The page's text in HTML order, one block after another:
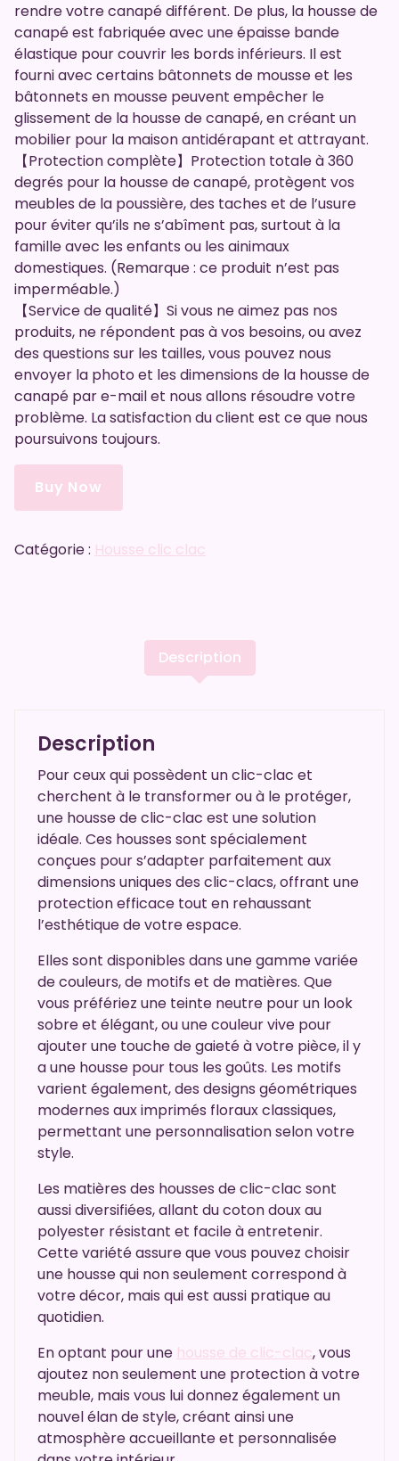
rendre votre canapé différent. De plus, la housse de
canapé est fabriquée avec une épaisse bande
élastique pour couvrir les bords inférieurs. Il est
fourni avec certains bâtonnets de mousse et les
bâtonnets en mousse peuvent empêcher le
glissement de la housse de canapé, en créant un
mobilier pour la maison antidérapant et attrayant.
【Protection complète】Protection totale à 360
degrés pour la housse de canapé, protègent vos
meubles de la poussière, des taches et de l’usure
pour éviter qu’ils ne s’abîment pas, surtout à la
famille avec les enfants ou les ainimaux
domestiques. (Remarque : ce produit n’est pas
imperméable.)
【Service de qualité】Si vous ne aimez pas nos
produits, ne répondent pas à vos besoins, ou avez
des questions sur les tailles, vous pouvez nous
envoyer la photo et les dimensions de la housse de
canapé par e-mail et nous allons résoudre votre
problème. La satisfaction du client est ce que nous
poursuivons toujours.
Buy Now
Catégorie : Housse clic clac
Description
Description
Pour ceux qui possèdent un clic-clac et
cherchent à le transformer ou à le protéger,
une housse de clic-clac est une solution
idéale. Ces housses sont spécialement
conçues pour s’adapter parfaitement aux
dimensions uniques des clic-clacs, offrant une
protection efficace tout en rehaussant
l’esthétique de votre espace.
Elles sont disponibles dans une gamme variée
de couleurs, de motifs et de matières. Que
vous préfériez une teinte neutre pour un look
sobre et élégant, ou une couleur vive pour
ajouter une touche de gaieté à votre pièce, il y
a une housse pour tous les goûts. Les motifs
varient également, des designs géométriques
modernes aux imprimés floraux classiques,
permettant une personnalisation selon votre
style.
Les matières des housses de clic-clac sont
aussi diversifiées, allant du coton doux au
polyester résistant et facile à entretenir.
Cette variété assure que vous pouvez choisir
une housse qui non seulement correspond à
votre décor, mais qui est aussi pratique au
quotidien.
En optant pour une housse de clic-clac, vous
ajoutez non seulement une protection à votre
meuble, mais vous lui donnez également un
nouvel élan de style, créant ainsi une
atmosphère accueillante et personnalisée